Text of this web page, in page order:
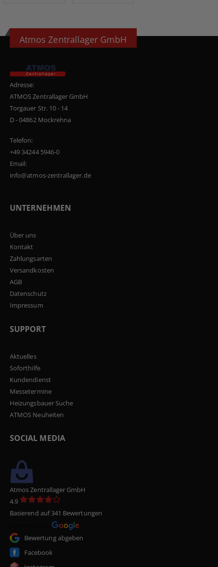
Atmos Zentrallager GmbH
Adresse:
ATMOS Zentrallager GmbH
Torgauer Str. 10 - 14
D - 04862 Mockrehna
Telefon:
+49 34244 5946-0
Email:
info@atmos-zentrallager.de
UNTERNEHMEN
Über uns
Kontakt
Zahlungsarten
Versandkosten
AGB
Datenschutz
Impressum
SUPPORT
Aktuelles
Soforthilfe
Kundendienst
Messetermine
Heizungsbauer Suche
ATMOS Neuheiten
SOCIAL MEDIA
Atmos Zentrallager GmbH
4.9
Basierend auf 341 Bewertungen
Bewertung abgeben
Facebook